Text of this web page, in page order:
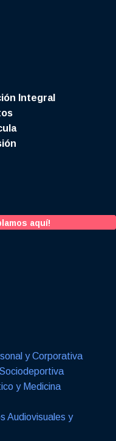
Integral
aquí!
y Corporativa
y Medicina
Audiovisuales y